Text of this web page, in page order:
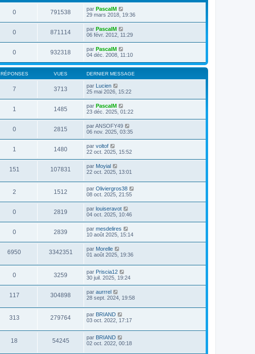
0 791538 par PascalM
29 mars 2018, 19:36
0 871114 par PascalM
06 févr. 2012, 11:29
0 932318 par PascalM
04 déc. 2008, 11:10
RÉPONSES VUES DERNIER MESSAGE
7 3713 par Lucien
25 mai 2026, 15:22
1 1485 par PascalM
23 déc. 2025, 01:22
0 2815 parANSOFY49
06 nov. 2025, 03:35
1 1480 par voltof
22 oct. 2025, 15:52
151 107831 par Moyial
22 oct. 2025, 13:01
2 1512 par Oliviergros38
08 oct. 2025, 21:55
0 2819 par louiseravot
04 oct. 2025, 10:46
0 2839 par mesdelires
10 août 2025, 15:14
6950 3342351 par Morelle
01 août 2025, 19:36
0 3259 par Priscia12
30 juil. 2025, 19:24
117 304898 par aurrrel
28 sept. 2024, 19:58
313 279764 par BRIAND
03 oct. 2022, 17:17
18 54245 par BRIAND
02 oct. 2022, 00:18